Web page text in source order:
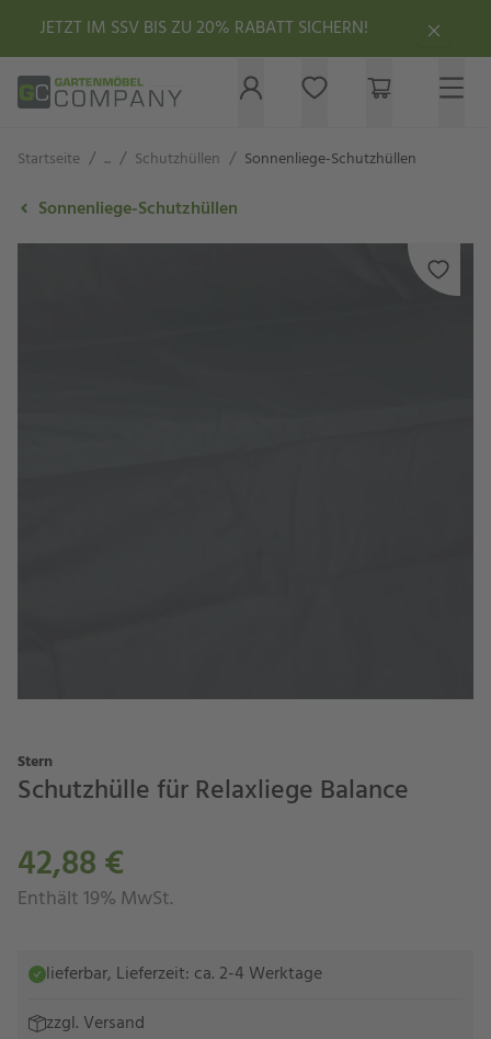
JETZT IM SSV BIS ZU 20% RABATT SICHERN!
Startseite / ... / Schutzhüllen / Sonnenliege-Schutzhüllen
Sonnenliege-Schutzhüllen
Stern
Schutzhülle für Relaxliege Balance
42,88 €
Enthält 19% MwSt.
lieferbar, Lieferzeit: ca. 2-4 Werktage
zzgl. Versand